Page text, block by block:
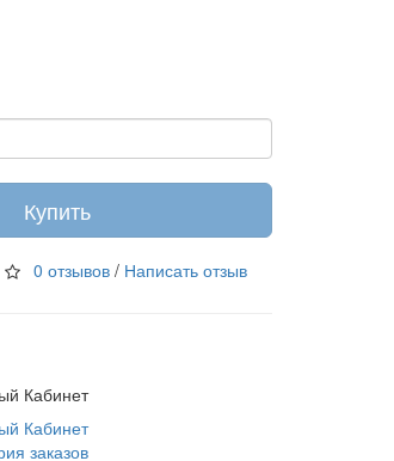
Купить
0 отзывов / Написать отзыв
Кабинет
Кабинет
заказов